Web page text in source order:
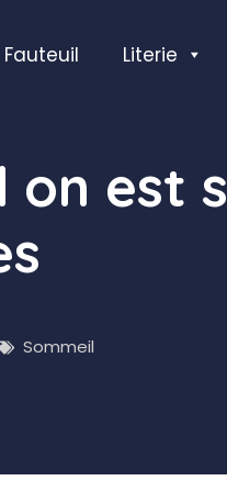
Fauteuil Literie
est
Sommeil